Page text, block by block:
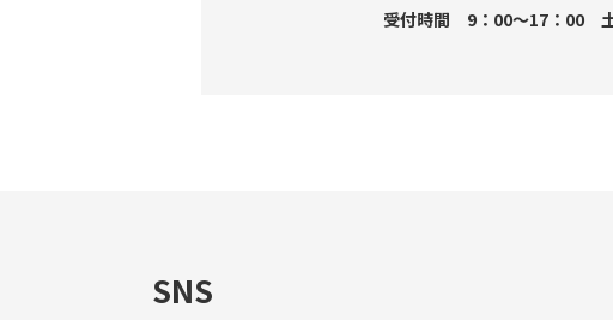
受付時間 9：00～17：00
SNS